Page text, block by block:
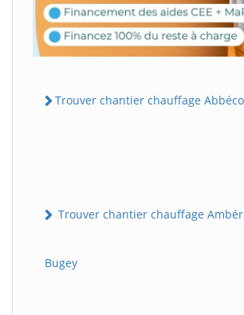
Trouver chantier chauffage
Trouver chantier chauffage
Bugey